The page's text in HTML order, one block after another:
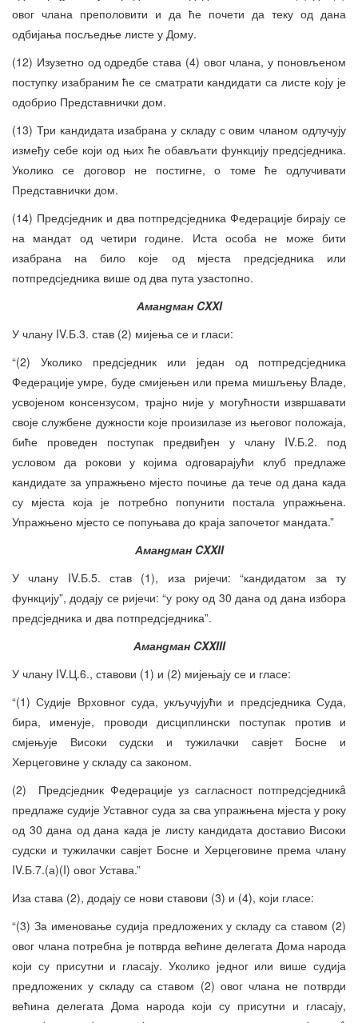
овог члана преполовити и да ће почети да теку од дана
одбијања посљедње листе у Дому.
(12) Изузетно од одредбе става (4) овог члана, у поновљеном
поступку изабраним ће се сматрати кандидати са листе коју је
одобрио Представнички дом.
(13) Три кандидата изабрана у складу с овим чланом одлучују
између себе који од њих ће обављати функцију предсједника.
Уколико се договор не постигне, о томе ће одлучивати
Представнички дом.
(14) Предсједник и два потпредсједника Федерације бирају се
на мандат од четири године. Иста особа не може бити
изабрана на било које од мјеста предсједника или
потпредсједника више од два пута узастопно.
Амандман CXXI
У члану IV.Б.3. став (2) мијења се и гласи:
“(2) Уколико предсједник или један од потпредсједника
Федерације умре, буде смијењен или према мишљењу Bладе,
усвојеном консензусом, трајно није у могућности извршавати
своје службене дужности које произилазе из његовог положаја,
биће проведен поступак предвиђен у члану IV.Б.2. под
условом да рокови у којима одговарајући клуб предлаже
кандидате за упражњено мјесто почиње да тече од дана када
су мјеста која је потребно попунити постала упражњена.
Упражњено мјесто се попуњава до краја започетог мандата.”
Амандман CXXII
У члану IV.Б.5. став (1), иза ријечи: “кандидатом за ту
функцију”, додају се ријечи: “у року од 30 дана од дана избора
предсједника и два потпредсједника”.
Амандман CXXIII
У члану IV.Ц.6., ставови (1) и (2) мијењају се и гласе:
“(1) Судије Врховног суда, укључујући и предсједника Суда,
бира, именује, проводи дисциплински поступак против и
смјењује Високи судски и тужилачки савјет Босне и
Херцеговине у складу са законом.
(2) Предсједник Федерације уз сагласност потпредсједникâ
предлаже судије Уставног суда за сва упражњена мјеста у року
од 30 дана од дана када је листу кандидата доставио Високи
судски и тужилачки савјет Босне и Херцеговине према члану
IV.Б.7.(а)(I) овог Устава.”
Иза става (2), додају се нови ставови (3) и (4), који гласе:
“(3) За именовање судија предложених у складу са ставом (2)
овог члана потребна је потврда већине делегата Дома народа
који су присутни и гласају. Уколико једног или више судија
предложених у складу са ставом (2) овог члана не потврди
већина делегата Дома народа који су присутни и гласају,